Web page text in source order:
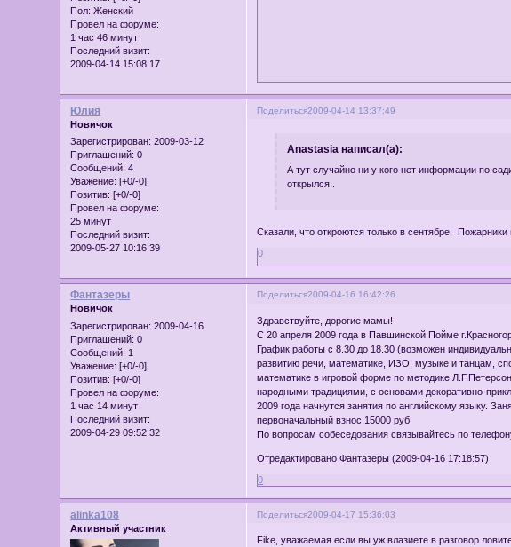
Пол: Женский
Провел на форуме:
1 час 46 минут
Последний визит:
2009-04-14 15:08:17
Поделиться2009-04-14 13:37:49
Юлия
Новичок
Зарегистрирован: 2009-03-12
Приглашений: 0
Сообщений: 4
Уважение: [+0/-0]
Позитив: [+0/-0]
Провел на форуме:
25 минут
Последний визит:
2009-05-27 10:16:39
Anastasia написал(а):
А тут случайно ни у кого нет информации по
открылся..
Сказали, что откроются только в сентябре. Пожарники
0
Поделиться2009-04-16 16:42:26
Фантазеры
Новичок
Зарегистрирован: 2009-04-16
Приглашений: 0
Сообщений: 1
Уважение: [+0/-0]
Позитив: [+0/-0]
Провел на форуме:
1 час 14 минут
Последний визит:
2009-04-29 09:52:32
Здравствуйте, дорогие мамы!
С 20 апреля 2009 года в Павшинской Пойме
График работы с 8.30 до 18.30 (возможен
развитию речи, математике, ИЗО, музыке и танцам,
математике в игровой форме по методике
народными традициями, с основами декоративно-
2009 года начнутся занятия по английскому языку.
первоначальный взнос 15000 руб.
По вопросам собеседования связывайтесь по
Отредактировано Фантазеры (2009-04-16 17:18:57)
0
Поделиться2009-04-17 15:36:03
alinka108
Активный участник
Fike, уважаемая если вы уж влазиете в разговор